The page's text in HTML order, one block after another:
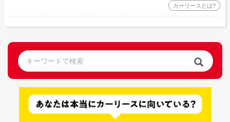
カーリースとは?